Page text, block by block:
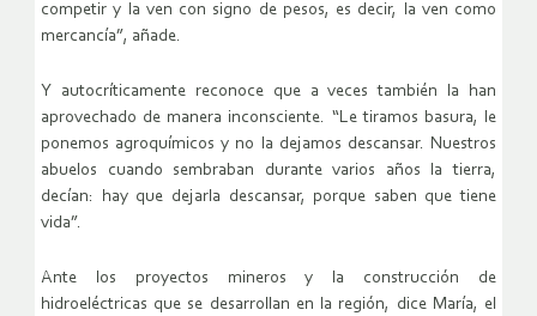
competir y la ven con signo de pesos, es decir, la ven como
mercancía”, añade.
Y autocríticamente reconoce que a veces también la han
aprovechado de manera inconsciente. “Le tiramos basura, le
ponemos agroquímicos y no la dejamos descansar. Nuestros
abuelos cuando sembraban durante varios años la tierra,
decían: hay que dejarla descansar, porque saben que tiene
vida”.
Ante los proyectos mineros y la construcción de
hidroeléctricas que se desarrollan en la región, dice María, el